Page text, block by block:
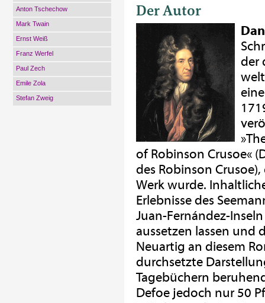
Anton Tschechow
Mark Twain
Ernst Weiß
Franz Werfel
Paul Zech
Emile Zola
Stefan Zweig
Der Autor
der
of Robinson Crusoe«
des Robinson
Werk wurde.
Erlebnisse des
Juan-Fernández-
aussetzen lassen und
Neuartig an diesem
durchsetzte
Tagebüchern
Defoe jedoch nur 50